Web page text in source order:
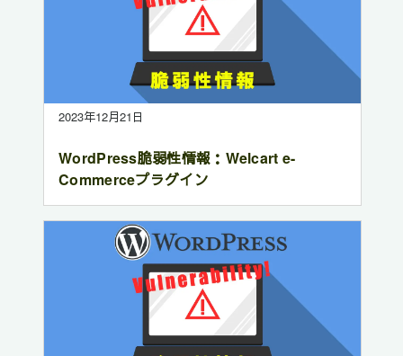
2023年12月21日
WordPress脆弱性情報：Welcart e-
Commerceプラグイン